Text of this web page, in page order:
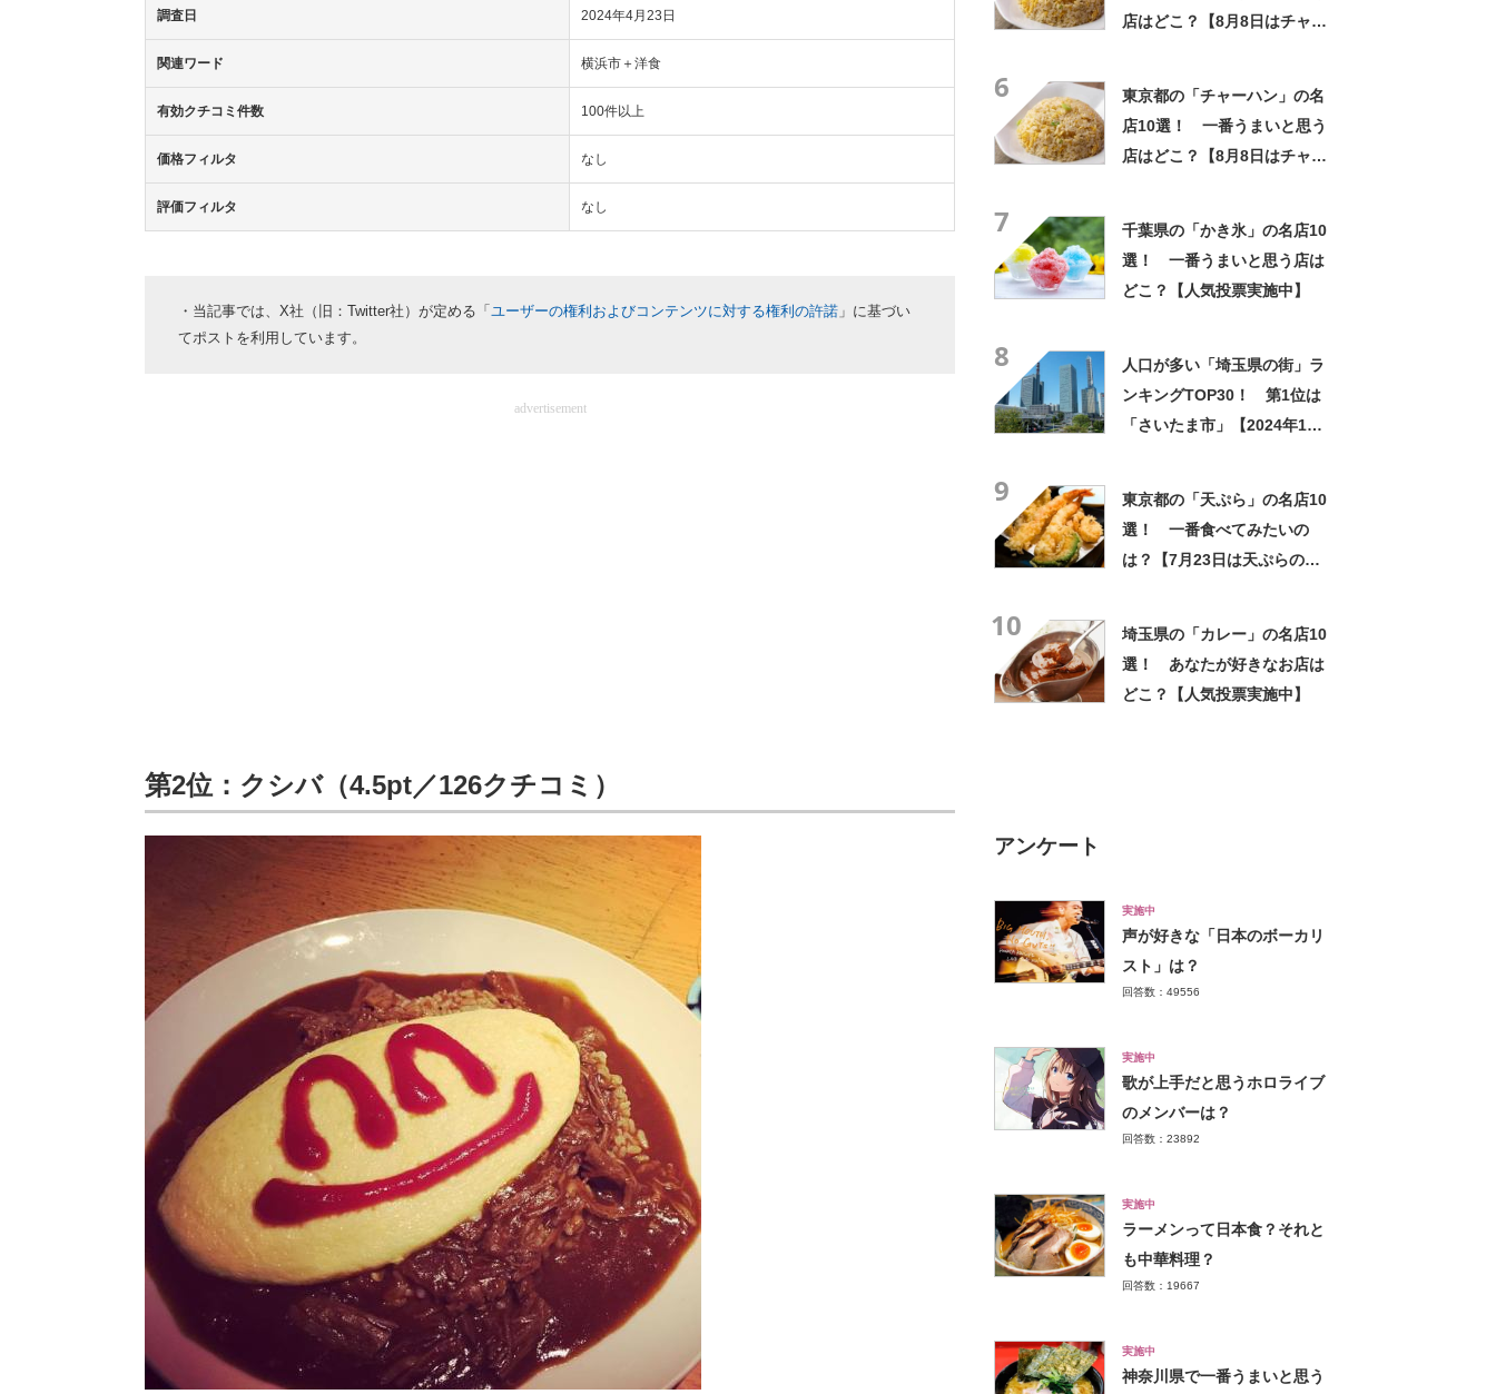
調査日 2024年4月23日
関連ワード 横浜市＋洋食
有効クチコミ件数 100件以上
価格フィルタ なし
評価フィルタ なし
・当記事では、X社（旧：Twitter社）が定める「 ユーザーの権利およびコンテンツに対する権利の許諾 」に基づい
てポストを利用しています。
advertisement
第2位：クシバ（4.5pt／126クチコミ）
店はどこ？【8月8日はチャー
6
東京都の「チャーハン」の名
店10選！ 一番うまいと思う
店はどこ？【8月8日はチャー
7
千葉県の「かき氷」の名店10
選！ 一番うまいと思う店は
どこ？【人気投票実施中】
8
人口が多い「埼玉県の街」ラ
ンキングTOP30！ 第1位は
「さいたま市」【2024年1月
9
東京都の「天ぷら」の名店10
選！ 一番食べてみたいの
は？【7月23日は天ぷらの
10
埼玉県の「カレー」の名店10
選！ あなたが好きなお店は
どこ？【人気投票実施中】
アンケート
実施中
声が好きな「日本のボーカリ
スト」は？
回答数：49556
実施中
歌が上手だと思うホロライブ
のメンバーは？
回答数：23892
実施中
ラーメンって日本食？それと
も中華料理？
回答数：19667
実施中
神奈川県で一番うまいと思う